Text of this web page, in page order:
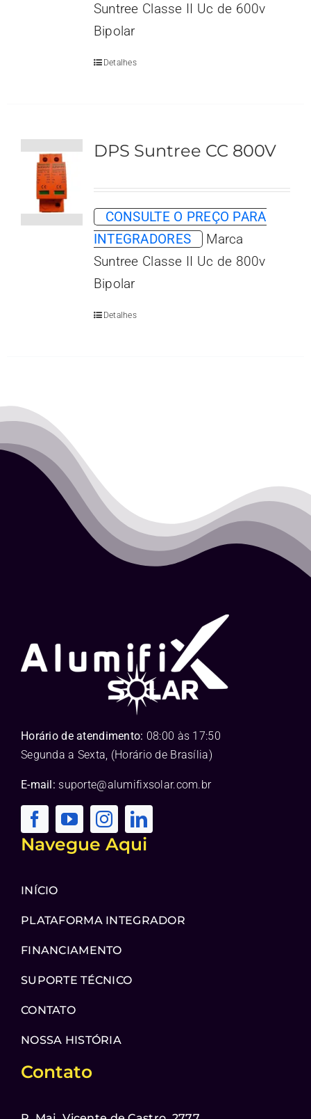
Suntree Classe II Uc de 600v
Bipolar
Detalhes
DPS Suntree CC 800V
CONSULTE O PREÇO PARA
INTEGRADORES
Marca
Suntree Classe II Uc de 800v
Bipolar
Detalhes
Horário de atendimento: 08:00 às 17:50
Segunda a Sexta, (Horário de Brasília)
E-mail: suporte@alumifixsolar.com.br
Navegue Aqui
INÍCIO
PLATAFORMA INTEGRADOR
FINANCIAMENTO
SUPORTE TÉCNICO
CONTATO
NOSSA HISTÓRIA
Contato